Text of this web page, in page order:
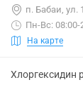
п. Бабаи, ул.
Пн-Вс: 08:00-
На карте
Хлоргексидин